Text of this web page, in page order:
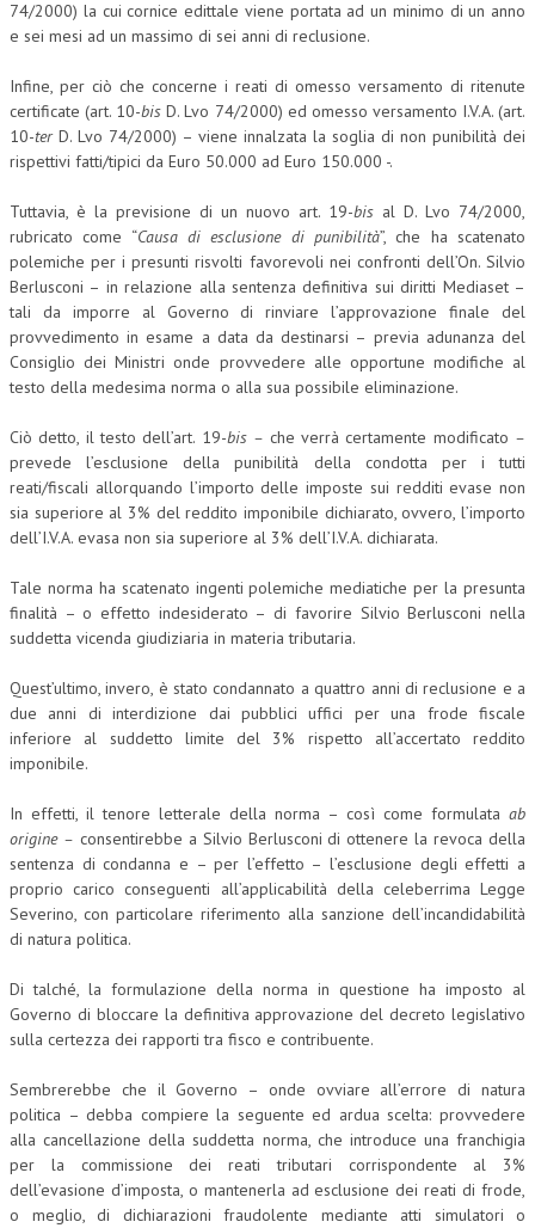
74/2000) la cui cornice edittale viene portata ad un minimo di un anno
e sei mesi ad un massimo di sei anni di reclusione.
Infine, per ciò che concerne i reati di omesso versamento di ritenute
certificate (art. 10-bisD. Lvo 74/2000) ed omesso versamento I.V.A. (art.
10-ter D. Lvo 74/2000) – viene innalzata la soglia di non punibilità dei
rispettivi fatti/tipici da Euro 50.000 ad Euro 150.000 -.
Tuttavia, è la previsione di un nuovo art. 19-bis al D. Lvo 74/2000,
rubricato come “Causa di esclusione di punibilità”, che ha scatenato
polemiche per i presunti risvolti favorevoli nei confronti dell’On. Silvio
Berlusconi – in relazione alla sentenza definitiva sui diritti Mediaset –
tali da imporre al Governo di rinviare l’approvazione finale del
provvedimento in esame a data da destinarsi – previa adunanza del
Consiglio dei Ministri onde provvedere alle opportune modifiche al
testo della medesima norma o alla sua possibile eliminazione.
Ciò detto, il testo dell’art. 19-bis – che verrà certamente modificato –
prevede l’esclusione della punibilità della condotta per i tutti
reati/fiscali allorquando l’importo delle imposte sui redditi evase non
sia superiore al 3% del reddito imponibile dichiarato, ovvero, l’importo
dell’I.V.A. evasa non sia superiore al 3% dell’I.V.A. dichiarata.
Tale norma ha scatenato ingenti polemiche mediatiche per la presunta
finalità – o effetto indesiderato – di favorire Silvio Berlusconi nella
suddetta vicenda giudiziaria in materia tributaria.
Quest’ultimo, invero, è stato condannato a quattro anni di reclusione e a
due anni di interdizione dai pubblici uffici per una frode fiscale
inferiore al suddetto limite del 3% rispetto all’accertato reddito
imponibile.
In effetti, il tenore letterale della norma – così come formulata ab
origine – consentirebbe a Silvio Berlusconi di ottenere la revoca della
sentenza di condanna e – per l’effetto – l’esclusione degli effetti a
proprio carico conseguenti all’applicabilità della celeberrima Legge
Severino, con particolare riferimento alla sanzione dell’incandidabilità
di natura politica.
Di talché, la formulazione della norma in questione ha imposto al
Governo di bloccare la definitiva approvazione del decreto legislativo
sulla certezza dei rapporti tra fisco e contribuente.
Sembrerebbe che il Governo – onde ovviare all’errore di natura
politica – debba compiere la seguente ed ardua scelta: provvedere
alla cancellazione della suddetta norma, che introduce una franchigia
per la commissione dei reati tributari corrispondente al 3%
dell’evasione d’imposta, o mantenerla ad esclusione dei reati di frode,
o meglio, di dichiarazioni fraudolente mediante atti simulatori o